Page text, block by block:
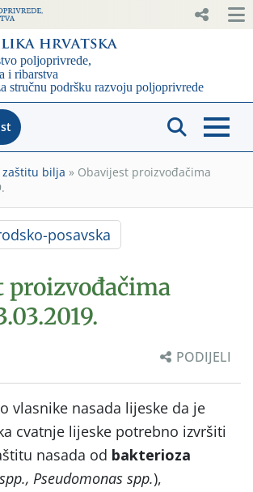
zaštitu bilja » Obavijest proizvođačima
posavska
proizvođačima
PODIJELI
vlasnike nasada lijeske da je
cvatnje lijeske potrebno izvršiti
nasada od bakterioza
Pseudomonas spp.),